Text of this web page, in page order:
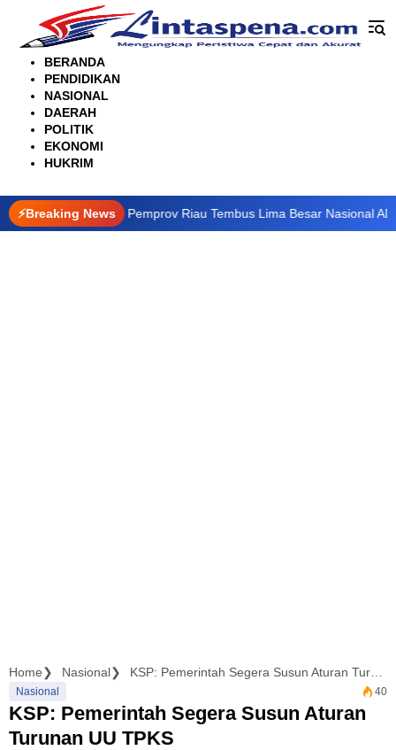
konten
BERANDA
PENDIDIKAN
NASIONAL
DAERAH
POLITIK
EKONOMI
HUKRIM
⚡Breaking News
Digital, Pemprov Riau Tembus Lima Besar Nasional ADLG
Home Nasional
Nasional 40
KSP: Pemerintah Segera Susun Aturan
Turunan UU TPKS